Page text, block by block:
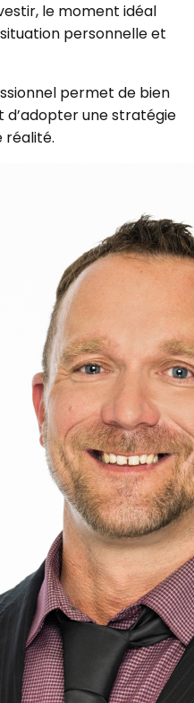
le moment idéal
personnelle et
permet de bien
une stratégie
réalité.